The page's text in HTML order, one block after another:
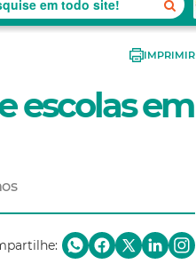
IMPRIMIR
escolas em